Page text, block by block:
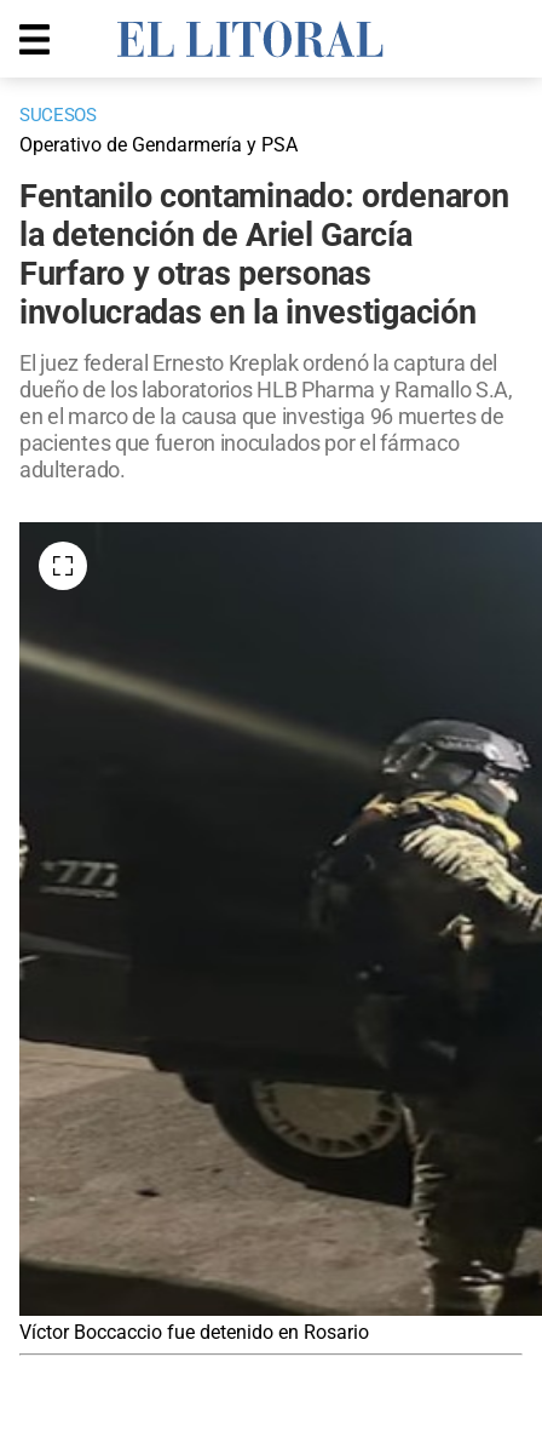
SUCESOS
Operativo de Gendarmería y PSA
Fentanilo contaminado: ordenaron
la detención de Ariel García
Furfaro y otras personas
involucradas en la investigación
El juez federal Ernesto Kreplak ordenó la captura del
dueño de los laboratorios HLB Pharma y Ramallo S.A,
en el marco de la causa que investiga 96 muertes de
pacientes que fueron inoculados por el fármaco
adulterado.
Víctor Boccaccio fue detenido en Rosario